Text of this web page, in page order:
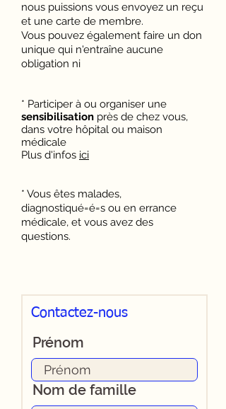
nous puissions vous envoyez un reçu
et une carte de membre.
Vous pouvez également faire un don
unique qui n'entraîne aucune
obligation ni
* Participer à ou organiser une
sensibilisation près de chez vous,
dans votre hôpital ou maison
médicale
Plus d'infos ici
* Vous êtes malades,
diagnostiqué=é=s ou en errance
médicale, et vous avez des
questions.
Contactez-nous
Prénom
Nom de famille